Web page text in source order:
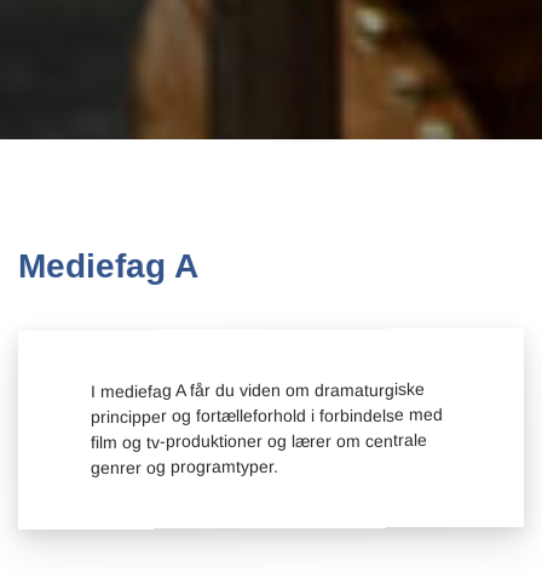
Mediefag A
I mediefag A får du viden om dramaturgiske
principper og fortælleforhold i forbindelse med
film og tv-produktioner og lærer om centrale
genrer og programtyper.